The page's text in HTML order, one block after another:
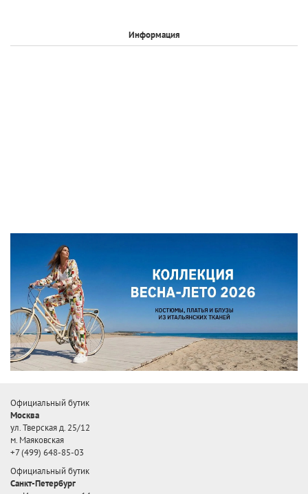
Информация
Официальный бутик
Москва
ул. Тверская д. 25/12
м. Маяковская
+7 (499) 648-85-03
Официальный бутик
Санкт-Петербург